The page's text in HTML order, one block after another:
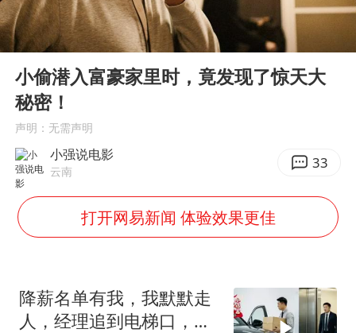
“六爷”挂一颗出场
金饰克价一夜涨回1300元
视频丨中国东方电气集团原党组副书记、董事宋致远被查
酒店回应车内过夜被收150元
牛津大学一纸声明甩不了锅
女主硬加吻戏短剧已下架
包文婧：二胎很难一碗水端平
Play
00:00 03:34
小偷潜入富豪家里时，竟发现了惊天大
秘密！
声明：无需声明
小强说电影
云南 33
打开网易新闻 体验效果更佳
降薪名单有我，我默默走
人，经理追到电梯口，见